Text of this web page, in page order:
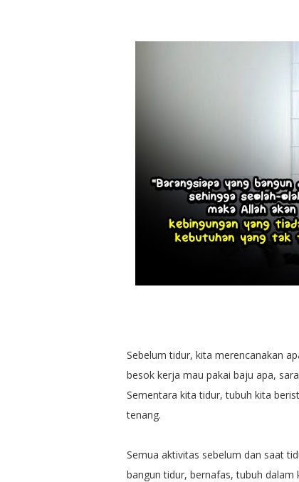
Sebelum tidur, kita merencanakan
besok kerja mau pakai baju apa,
Sementara kita tidur, tubuh kita
tenang.
Semua aktivitas sebelum dan saat
bangun tidur, bernafas, tubuh dalam